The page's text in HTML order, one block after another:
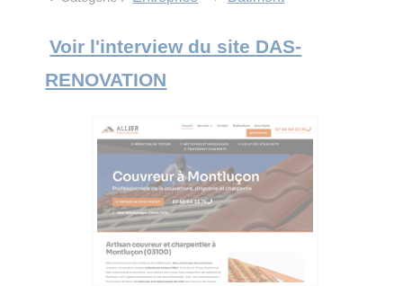
Voir l'interview du site DAS-
RENOVATION